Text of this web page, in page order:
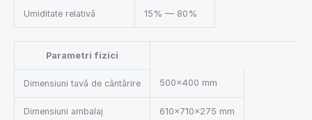
Umiditate relativă 15% — 80%
Parametri fizici
Dimensiuni tavă de cântărire 500×400 mm
Dimensiuni ambalaj 610×710×275 mm